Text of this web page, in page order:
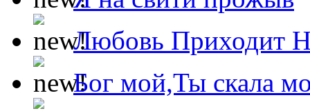
Любовь Приходит
Бог мой,Ты скала